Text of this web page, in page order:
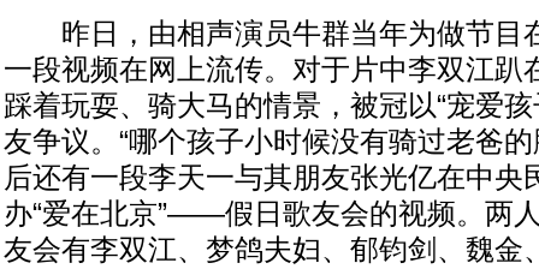
昨日，由相声演员牛群当年为做节目
一段视频在网上流传。对于片中李双江趴
踩着玩耍、骑大马的情景，被冠以“宠爱
友争议。“哪个孩子小时候没有骑过老爸
后还有一段李天一与其朋友张光亿在中央
办“爱在北京”——假日歌友会的视频。两
友会有李双江、梦鸽夫妇、郁钧剑、魏金